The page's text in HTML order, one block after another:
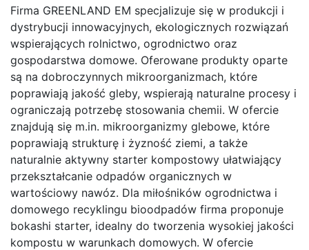
Firma GREENLAND EM specjalizuje się w produkcji i
dystrybucji innowacyjnych, ekologicznych rozwiązań
wspierających rolnictwo, ogrodnictwo oraz
gospodarstwa domowe. Oferowane produkty oparte
są na dobroczynnych mikroorganizmach, które
poprawiają jakość gleby, wspierają naturalne procesy i
ograniczają potrzebę stosowania chemii. W ofercie
znajdują się m.in. mikroorganizmy glebowe, które
poprawiają strukturę i żyzność ziemi, a także
naturalnie aktywny starter kompostowy ułatwiający
przekształcanie odpadów organicznych w
wartościowy nawóz. Dla miłośników ogrodnictwa i
domowego recyklingu bioodpadów firma proponuje
bokashi starter, idealny do tworzenia wysokiej jakości
kompostu w warunkach domowych. W ofercie